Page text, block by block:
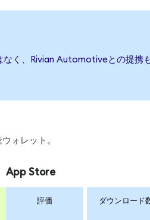
く、Rivian Automotiveとの提携
ォレット。
App Store
評価 ダウンロード